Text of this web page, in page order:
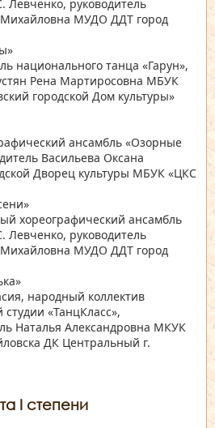
Левченко, руководитель
МУДО ДДТ город
национального танца «Гарун»,
Рена Мартиросовна МБУК
городской Дом культуры»
ансамбль «Озорные
Васильева Оксана
Дворец культуры МБУК «ЦКС
хореографический ансамбль
Левченко, руководитель
МУДО ДДТ город
народный коллектив
студии «ТанцКласс»,
Наталья Александровна МКУК
ДК Центральный г.
I степени